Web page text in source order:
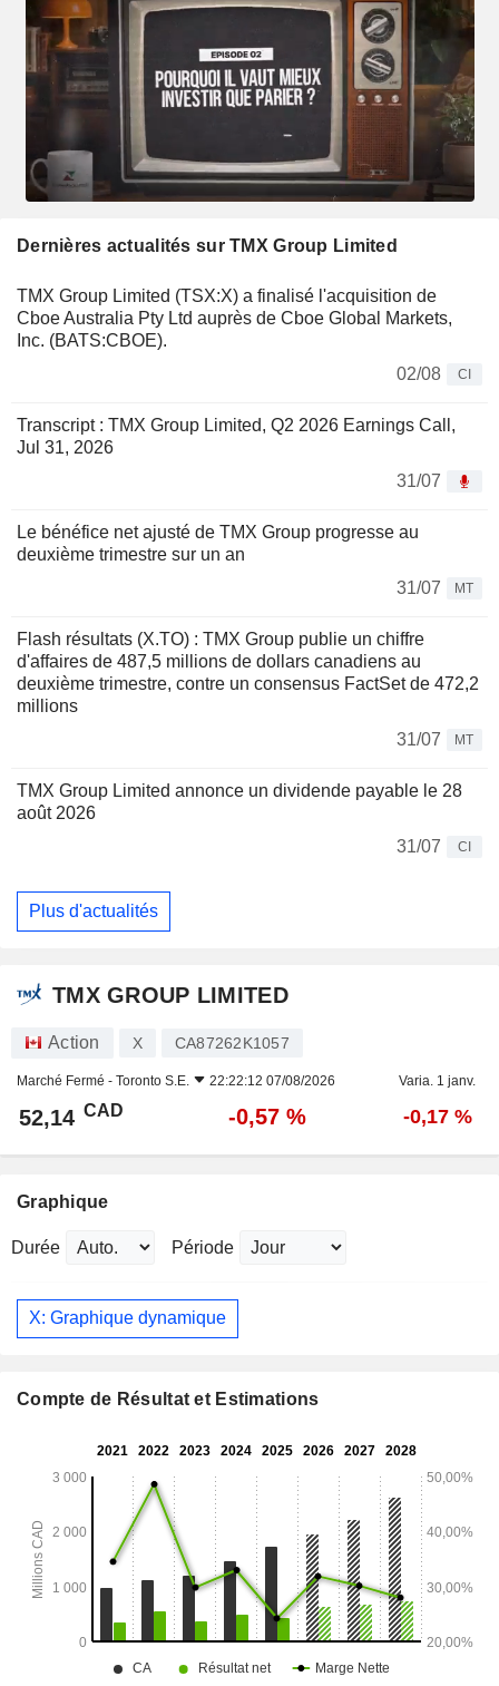
Dernières actualités sur TMX Group Limited
TMX Group Limited (TSX:X) a finalisé l'acquisition de
Cboe Australia Pty Ltd auprès de Cboe Global Markets,
Inc. (BATS:CBOE).
02/08
CI
Transcript : TMX Group Limited, Q2 2026 Earnings Call,
Jul 31, 2026
31/07
Le bénéfice net ajusté de TMX Group progresse au
deuxième trimestre sur un an
31/07
MT
Flash résultats (X.TO) : TMX Group publie un chiffre
d'affaires de 487,5 millions de dollars canadiens au
deuxième trimestre, contre un consensus FactSet de 472,2
millions
31/07
MT
TMX Group Limited annonce un dividende payable le 28
août 2026
31/07
CI
Plus d'actualités
TMX GROUP LIMITED
Action X CA87262K1057
Marché Fermé - Toronto S.E. 22:22:12 07/08/2026 Varia. 1 janv.
52,14 CAD -0,57 % -0,17 %
Graphique
Durée Période
X: Graphique dynamique
Compte de Résultat et Estimations